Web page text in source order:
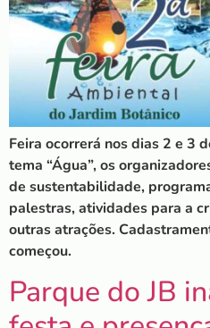
Feira ocorrerá nos dias 2 e 3
tema “Água”, os
de sustentabilidade,
palestras, atividades para a
outras atrações.
começou.
Parque do JB